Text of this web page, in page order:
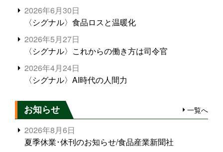
2026年6月30日
〈シグナル〉食品ロスと温暖化
2026年5月27日
〈シグナル〉これからの働き方は司令官
2026年4月24日
〈シグナル〉AI時代の人間力
お知らせ 一覧へ
2026年8月6日
夏季休業･休刊のお知らせ/食品産業新聞社